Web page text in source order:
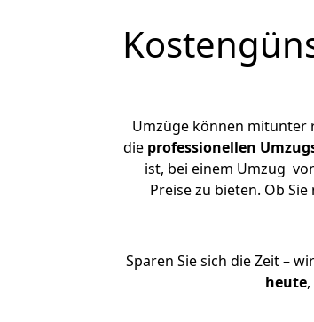
Umzüge können mitunter
die professionellen
ist, bei einem Umzug
Preise zu bieten. Ob
Sparen Sie sich die Zeit –
heute,